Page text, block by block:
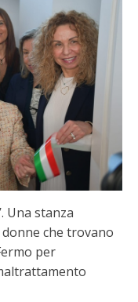
Una stanza
che trovano
per